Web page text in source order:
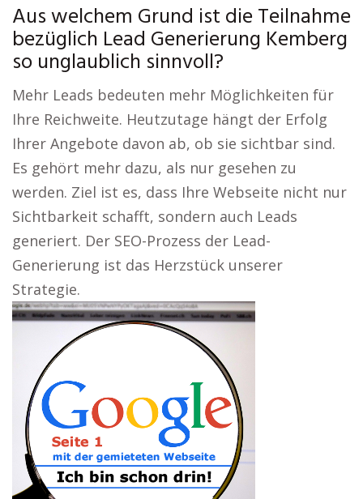
Aus welchem Grund ist die Teilnahme
bezüglich Lead Generierung Kemberg
so unglaublich sinnvoll?
Mehr Leads bedeuten mehr Möglichkeiten für
Ihre Reichweite. Heutzutage hängt der Erfolg
Ihrer Angebote davon ab, ob sie sichtbar sind.
Es gehört mehr dazu, als nur gesehen zu
werden. Ziel ist es, dass Ihre Webseite nicht nur
Sichtbarkeit schafft, sondern auch Leads
generiert. Der SEO-Prozess der Lead-
Generierung ist das Herzstück unserer
Strategie.